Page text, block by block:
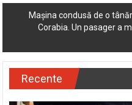
Mașina condusă de o
Corabia. Un pasager a
Recente